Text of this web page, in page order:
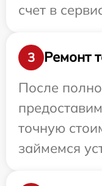
счет в
3
Ремонт
После
точную
займемся